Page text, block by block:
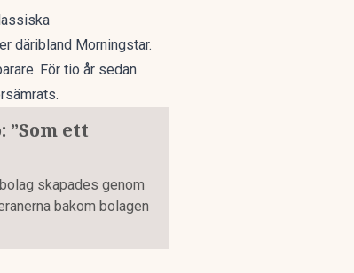
däribland Morningstar.
För tio år sedan
”Som ett
skapades genom
bakom bolagen